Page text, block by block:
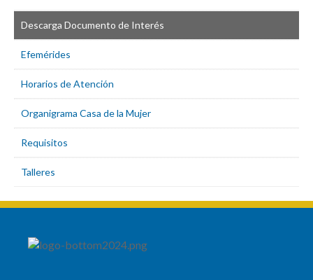
Descarga Documento de Interés
Efemérides
Horarios de Atención
Organigrama Casa de la Mujer
Requisitos
Talleres